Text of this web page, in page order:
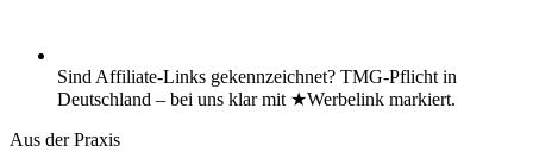
Sind Affiliate-Links gekennzeichnet? TMG-Pflicht in
Deutschland – bei uns klar mit ★Werbelink markiert.
Aus der Praxis